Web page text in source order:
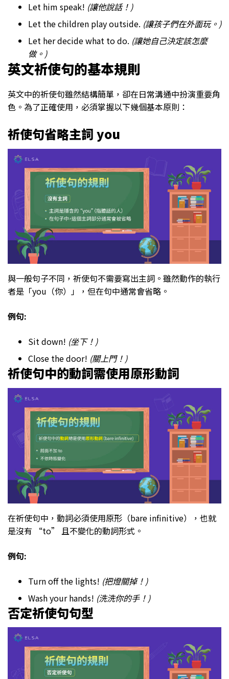
Let him speak! (讓他說話！)
Let the children play outside. (讓孩子們在外面玩。)
Let her decide what to do. (讓她自己決定該怎麼
做。)
英文祈使句的基本規則
英文中的祈使句雖然結構簡單，卻在日常溝通中扮演重要角
色。為了正確使用，必須掌握以下幾個基本原則：
祈使句省略主詞 you
與一般句子不同，祈使句不需要寫出主詞。雖然動作的執行
者是「you（你）」，但在句中通常會省略。
例句:
Sit down! (坐下！)
Close the door! (關上門！)
祈使句中的動詞需使用原形動詞
在祈使句中，動詞必須使用原形（bare infinitive），也就
是沒有 “to” 且不變化的動詞形式。
例句:
Turn off the lights! (把燈關掉！)
Wash your hands! (洗洗你的手！)
否定祈使句句型